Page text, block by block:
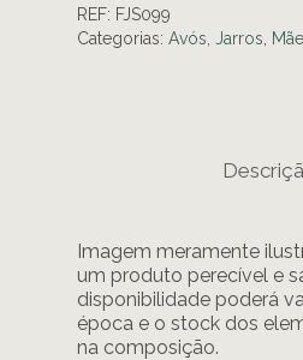
REF: FJS099
Categorias: Avós Jarros Mãe
Imagem meramente
um produto perecível e
disponibilidade poderá
época e o stock dos
na composição.